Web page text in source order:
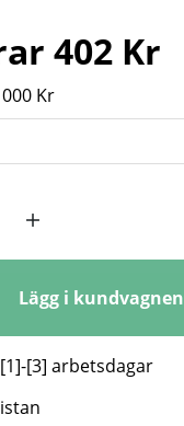
402 Kr
Kr
Lägg i kundvagnen
[1]-[3] arbetsdagar